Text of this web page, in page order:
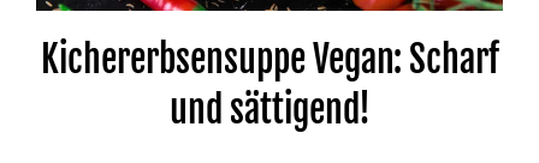
Kichererbsensuppe Vegan: Scharf
und sättigend!